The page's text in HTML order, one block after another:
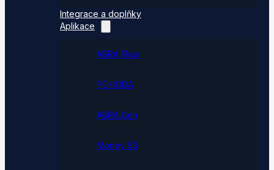
Integrace a doplňky
Aplikace
ABRA Flexi
POHODA
ABRA Gen
Money S3